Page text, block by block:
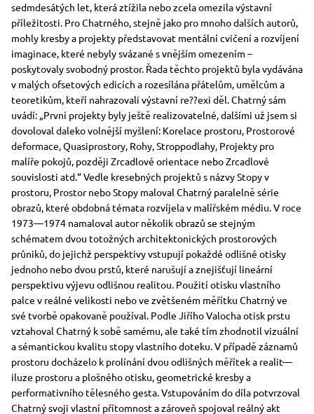
sedmdesátých let, která ztížila nebo zcela omezila výstavní
příležitosti. Pro Chatrného, stejně jako pro mnoho dalších autorů,
mohly kresby a projekty představovat mentální cvičení a rozvíjení
imaginace, které nebyly svázané s vnějším omezením –
poskytovaly svobodný prostor. Řada těchto projektů byla vydávána
v malých ofsetových edicích a rozesílána přátelům, umělcům a
teoretikům, kteří nahrazovali výstavní re??exi děl. Chatrný sám
uvádí: „První projekty byly ještě realizovatelné, dalšími už jsem si
dovoloval daleko volnější myšlení: Korelace prostoru, Prostorové
deformace, Quasiprostory, Rohy, Stroppodlahy, Projekty pro
malíře pokojů, později Zrcadlové orientace nebo Zrcadlové
souvislosti atd.“ Vedle kresebných projektů s názvy Stopy v
prostoru, Prostor nebo Stopy maloval Chatrný paralelně série
obrazů, které obdobná témata rozvíjela v malířském médiu. V roce
1973—1974 namaloval autor několik obrazů se stejným
schématem dvou totožných architektonických prostorových
průniků, do jejichž perspektivy vstupují pokaždé odlišné otisky
jednoho nebo dvou prstů, které narušují a znejišťují lineární
perspektivu výjevu odlišnou realitou. Použití otisku vlastního
palce v reálné velikosti nebo ve zvětšeném měřítku Chatrný ve
své tvorbě opakovaně používal. Podle Jiřího Valocha otisk prstu
vztahoval Chatrný k sobě samému, ale také tím zhodnotil vizuální
a sémantickou kvalitu stopy vlastního doteku. V případě záznamů
prostoru docházelo k prolínání dvou odlišných měřítek a realit—
iluze prostoru a plošného otisku, geometrické kresby a
performativního tělesného gesta. Vstupováním do díla potvrzoval
Chatrný svoji vlastní přítomnost a zároveň spojoval reálný akt